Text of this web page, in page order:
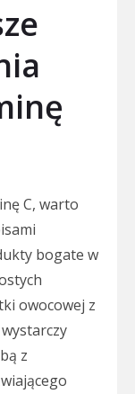
C, warto
bogate w
owocowej z
z